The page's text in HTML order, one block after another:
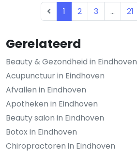
Gerelateerd
Beauty & Gezondheid in Eindhoven
Acupunctuur in Eindhoven
Afvallen in Eindhoven
Apotheken in Eindhoven
Beauty salon in Eindhoven
Botox in Eindhoven
Chiropractoren in Eindhoven
1 2 3 ... 21